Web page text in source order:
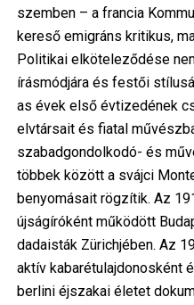
szemben – a francia
kereső emigráns kritikus,
Politikai elköteleződése
írásmódjára és festői
as évek első évtizedének
elvtársait és fiatal
szabadgondolkodó- és
többek között a svájci
benyomásait rögzítik. Az
újságíróként működött
dadaisták Zürichjében. Az
aktív kabarétulajdonosként
berlini éjszakai életet